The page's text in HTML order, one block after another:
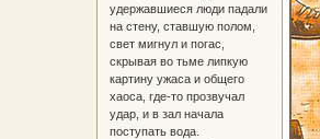
удержавшиеся люди падали
на стену, ставшую полом,
свет мигнул и погас,
скрывая во тьме липкую
картину ужаса и общего
хаоса, где-то прозвучал
удар, и в зал начала
поступать вода.